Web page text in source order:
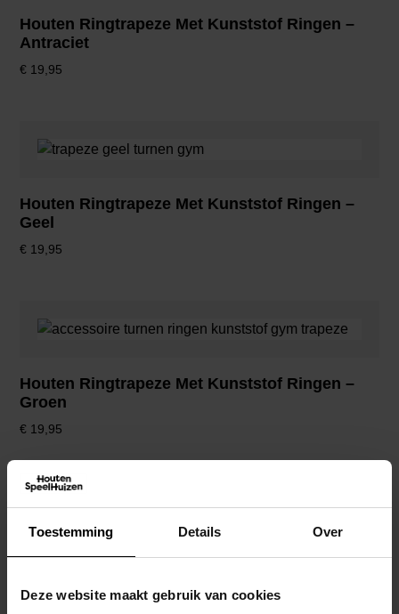
Toestemming Details Over
Deze website maakt gebruik van cookies
Houten Ringtrapeze Met Kunststof Ringen –
Antraciet
€ 19,95
Houten Ringtrapeze Met Kunststof Ringen –
Geel
€ 19,95
Houten Ringtrapeze Met Kunststof Ringen –
Groen
€ 19,95
Houten Ringtrapeze Met Kunststof Ringen –